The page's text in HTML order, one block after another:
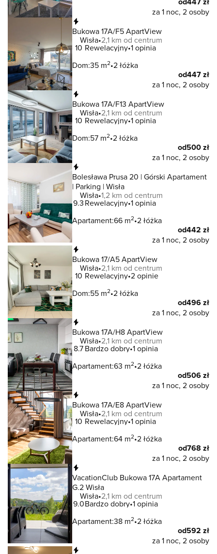
za 1 noc, 2 osoby
Bukowa 17A/F5 ApartView
Wisła 2,1 km od centrum
10 Rewelacyjny 1 opinia
Dom:35 m2 2 łóżka
od447 zł
za 1 noc, 2 osoby
Bukowa 17A/F13 ApartView
Wisła 2,1 km od centrum
10 Rewelacyjny 1 opinia
Dom:57 m2 2 łóżka
od500 zł
za 1 noc, 2 osoby
Bolesława Prusa 20 | Górski Apartament
| Parking | Wisła
Wisła 1,2 km od centrum
9.3Rewelacyjny 1 opinia
Apartament:66 m2 2 łóżka
od442 zł
za 1 noc, 2 osoby
Bukowa 17/A5 ApartView
Wisła 2,1 km od centrum
10 Rewelacyjny 2 opinie
Dom:55 m2 2 łóżka
od496 zł
za 1 noc, 2 osoby
Bukowa 17A/H8 ApartView
Wisła 2,1 km od centrum
8.7Bardzo dobry 1 opinia
Apartament:63 m2 2 łóżka
od506 zł
za 1 noc, 2 osoby
Bukowa 17A/E8 ApartView
Wisła 2,1 km od centrum
10 Rewelacyjny 1 opinia
Apartament:64 m2 2 łóżka
od768 zł
za 1 noc, 2 osoby
VacationClub Bukowa 17A Apartament
G.2 Wisła
Wisła 2,1 km od centrum
9.0Bardzo dobry 1 opinia
Apartament:38 m2 2 łóżka
od592 zł
za 1 noc, 2 osoby